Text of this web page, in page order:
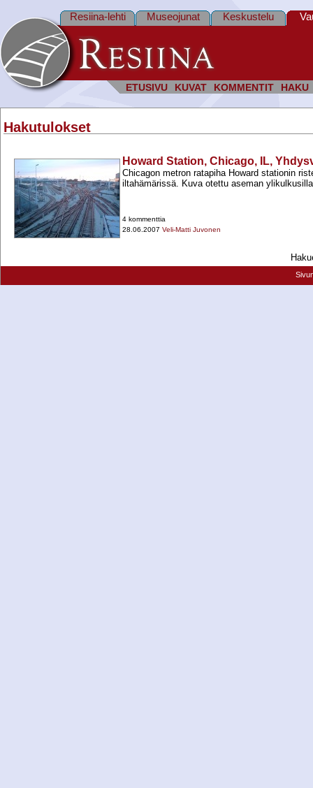
ETUSIVU KUVAT KOMMENTIT HAKU
Resiina-lehti Museojunat Keskustelu
Hakutulokset
Howard Station, Chicago, IL,
Chicagon metron ratapiha Howard stationin
iltahämärissä. Kuva otettu aseman
4 kommenttia
28.06.2007 Veli-Matti Juvonen